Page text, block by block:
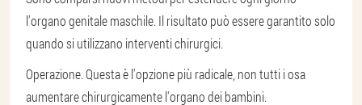
l'organo genitale maschile. Il risultato può essere garantito solo
quando si utilizzano interventi chirurgici.
Operazione. Questa è l'opzione più radicale, non tutti i osa
aumentare chirurgicamente l'organo dei bambini.